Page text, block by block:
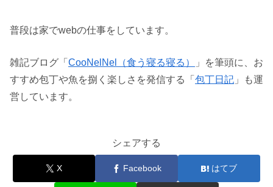
普段は家でwebの仕事をしています。
雑記ブログ「 CooNelNel（食う寝る寝る）
」を筆頭に、お
すすめ包丁や魚を捌く楽しさを発信する「 包丁日記 」も運
営しています。
シェアする
X Facebook はてブ